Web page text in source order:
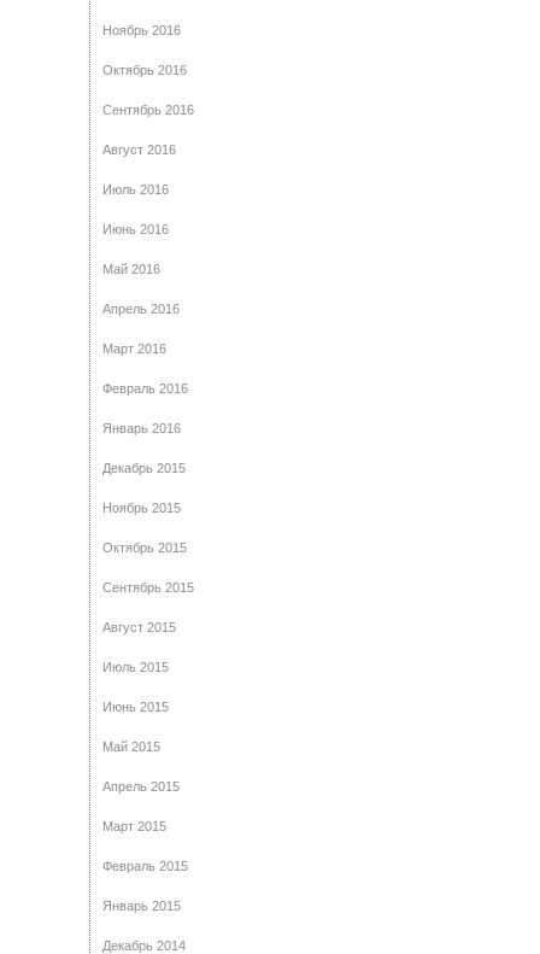
Ноябрь 2016
Октябрь 2016
Сентябрь 2016
Август 2016
Июль 2016
Июнь 2016
Май 2016
Апрель 2016
Март 2016
Февраль 2016
Январь 2016
Декабрь 2015
Ноябрь 2015
Октябрь 2015
Сентябрь 2015
Август 2015
Июль 2015
Июнь 2015
Май 2015
Апрель 2015
Март 2015
Февраль 2015
Январь 2015
Декабрь 2014